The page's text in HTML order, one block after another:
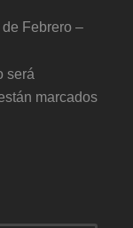
Febrero –
será
marcados